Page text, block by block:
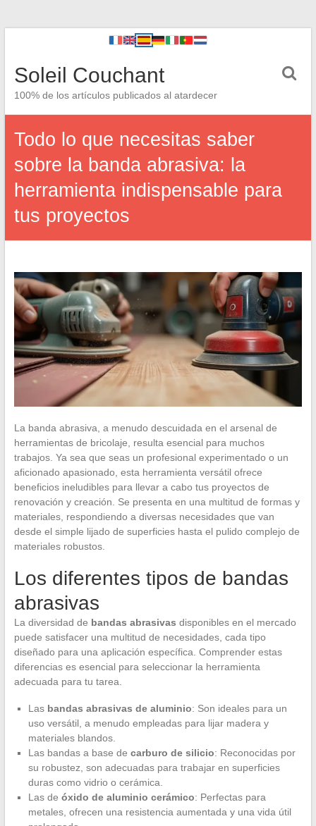
Soleil Couchant
100% de los artículos publicados al atardecer
Todo lo que necesitas saber
sobre la banda abrasiva: la
herramienta indispensable para
tus proyectos
La banda abrasiva, a menudo descuidada en el arsenal de
herramientas de bricolaje, resulta esencial para muchos
trabajos. Ya sea que seas un profesional experimentado o un
aficionado apasionado, esta herramienta versátil ofrece
beneficios ineludibles para llevar a cabo tus proyectos de
renovación y creación. Se presenta en una multitud de formas y
materiales, respondiendo a diversas necesidades que van
desde el simple lijado de superficies hasta el pulido complejo de
materiales robustos.
Los diferentes tipos de bandas
abrasivas
La diversidad de bandas abrasivas disponibles en el mercado
puede satisfacer una multitud de necesidades, cada tipo
diseñado para una aplicación específica. Comprender estas
diferencias es esencial para seleccionar la herramienta
adecuada para tu tarea.
Las bandas abrasivas de aluminio: Son ideales para un
uso versátil, a menudo empleadas para lijar madera y
materiales blandos.
Las bandas a base de carburo de silicio: Reconocidas por
su robustez, son adecuadas para trabajar en superficies
duras como vidrio o cerámica.
Las de óxido de aluminio cerámico: Perfectas para
metales, ofrecen una resistencia aumentada y una vida útil